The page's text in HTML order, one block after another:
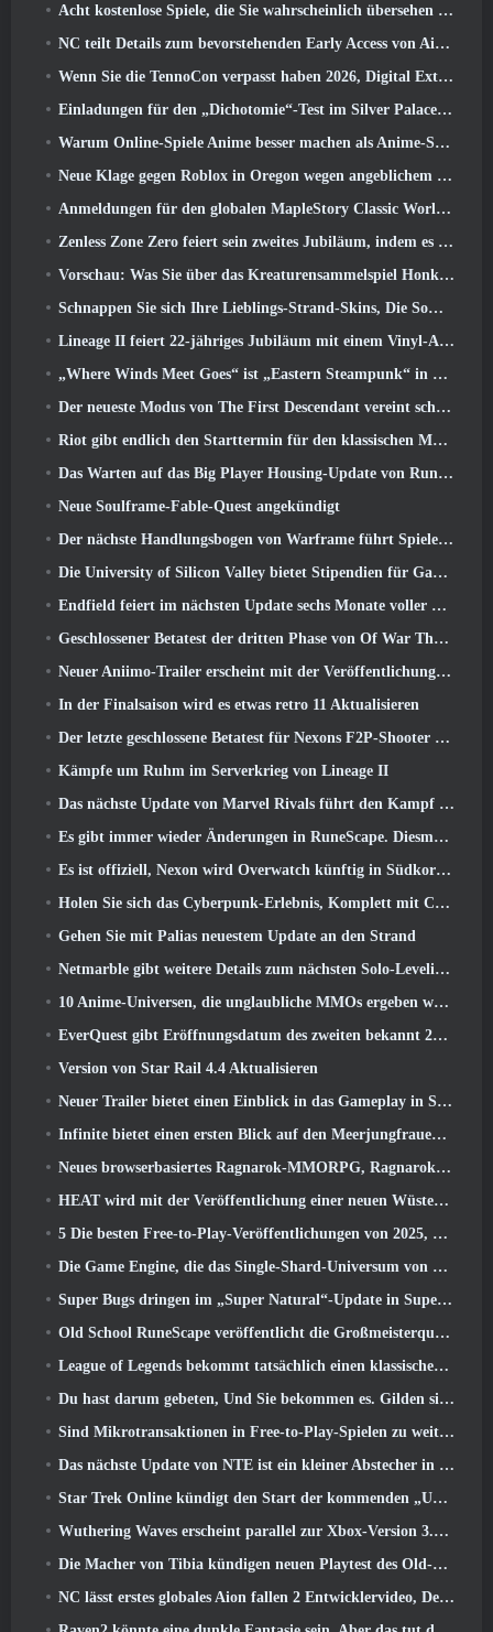
Acht kostenlose Spiele, die Sie wahrscheinlich übersehen haben und die Teil von Steams Train Fest sind
NC teilt Details zum bevorstehenden Early Access von Aion 2 mit
Wenn Sie die TennoCon verpasst haben 2026, Digital Extremes teilt alle Panels
Einladungen für den „Dichotomie“-Test im Silver Palace gehen raus
Warum Online-Spiele Anime besser machen als Anime-Spiele
Neue Klage gegen Roblox in Oregon wegen angeblichem Kinderpflegevorfall eingereicht
Anmeldungen für den globalen MapleStory Classic World Second Closed Test
Zenless Zone Zero feiert sein zweites Jubiläum, indem es Spielern die Wahl zwischen einem kostenlosen S-Rank-Agenten bietet
Vorschau: Was Sie über das Kreaturensammelspiel Honkai von HoYoverse wissen sollten: Link-Seele
Schnappen Sie sich Ihre Lieblings-Strand-Skins, Die Sommerspiele sind zu Overwatch zurückgekehrt
Lineage II feiert 22-jähriges Jubiläum mit einem Vinyl-Album in Collector’s Edition
„Where Winds Meet Goes“ ist „Eastern Steampunk“ in der Version 2.0
Der neueste Modus von The First Descendant vereint schwierige Void-Intercept-Kämpfe und die Tiefen
Riot gibt endlich den Starttermin für den klassischen Modus von League of Legends bekannt
Das Warten auf das Big Player Housing-Update von RuneScape hat ein Ende
Neue Soulframe-Fable-Quest angekündigt
Der nächste Handlungsbogen von Warframe führt Spieler zu einer völlig neuen Sternenkarte, Das Tau-System
Die University of Silicon Valley bietet Stipendien für Gaming an und einige der Anforderungen sind interessant
Endfield feiert im nächsten Update sechs Monate voller Fabriken und Seilrutschen
Geschlossener Betatest der dritten Phase von Of War Thunder Infantry Battles angekündigt
Neuer Aniimo-Trailer erscheint mit der Veröffentlichung des neuesten geschlossenen Betatests
In der Finalsaison wird es etwas retro 11 Aktualisieren
Der letzte geschlossene Betatest für Nexons F2P-Shooter Sudden Attack Zero Point hat heute begonnen
Kämpfe um Ruhm im Serverkrieg von Lineage II
Das nächste Update von Marvel Rivals führt den Kampf zu den Göttern
Es gibt immer wieder Änderungen in RuneScape. Diesmal handelt es sich um Spielerunterkünfte
Es ist offiziell, Nexon wird Overwatch künftig in Südkorea veröffentlichen
Holen Sie sich das Cyberpunk-Erlebnis, Komplett mit Cyberpsychose, Im nächsten Crossover-Event von Apex Legends
Gehen Sie mit Palias neuestem Update an den Strand
Netmarble gibt weitere Details zum nächsten Solo-Leveling-Spiel bekannt, Solo-Leveling: KARMA auf der Anime Expo
10 Anime-Universen, die unglaubliche MMOs ergeben würden
EverQuest gibt Eröffnungsdatum des zweiten bekannt 2026 Zeitlich begrenzter Erweiterungsserver
Version von Star Rail 4.4 Aktualisieren
Neuer Trailer bietet einen Einblick in das Gameplay in Silver Palace
Infinite bietet einen ersten Blick auf den Meerjungfrauen-ähnlichen Helden, der in SS13 erscheint: Nachlicht
Neues browserbasiertes Ragnarok-MMORPG, Ragnarok-Universum angekündigt
HEAT wird mit der Veröffentlichung einer neuen Wüstenkarte heißer
5 Die besten Free-to-Play-Veröffentlichungen von 2025, Lohnt es sich noch, in ihnen zu spielen? 2026?
Die Game Engine, die das Single-Shard-Universum von Eve Online antreibt, ist jetzt Open Source
Super Bugs dringen im „Super Natural“-Update in Super Animal Royale ein
Old School RuneScape veröffentlicht die Großmeisterquest „The Blood Moon Rises“., Eine 20-jährige Questreihe geht zu Ende
League of Legends bekommt tatsächlich einen klassischen Modus
Du hast darum gebeten, Und Sie bekommen es. Gilden sind jetzt in Eterspire verfügbar
Sind Mikrotransaktionen in Free-to-Play-Spielen zu weit gegangen??
Das nächste Update von NTE ist ein kleiner Abstecher in ein Fantasy-Tabletop-Spiel
Star Trek Online kündigt den Start der kommenden „Undiscovered“-Staffel an
Wuthering Waves erscheint parallel zur Xbox-Version 3.5 Aktualisieren
Die Macher von Tibia kündigen neuen Playtest des Old-School-Zombie-MMORPGs an, Online bestehen bleiben
NC lässt erstes globales Aion fallen 2 Entwicklervideo, Details zum Spiel teilen